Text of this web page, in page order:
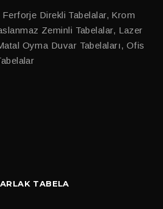
Ferforje Direkli Tabelalar, Krom
Zeminli Tabelalar, Lazer
Oyma Duvar Tabelaları, Ofis
TABELA